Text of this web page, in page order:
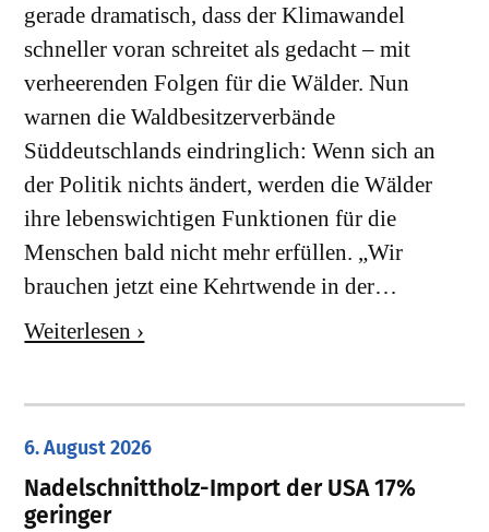
gerade dramatisch, dass der Klimawandel
schneller voran schreitet als gedacht – mit
verheerenden Folgen für die Wälder. Nun
warnen die Waldbesitzerverbände
Süddeutschlands eindringlich: Wenn sich an
der Politik nichts ändert, werden die Wälder
ihre lebenswichtigen Funktionen für die
Menschen bald nicht mehr erfüllen. „Wir
brauchen jetzt eine Kehrtwende in der…
Weiterlesen ›
6. August 2026
Nadelschnittholz-Import der USA 17%
geringer